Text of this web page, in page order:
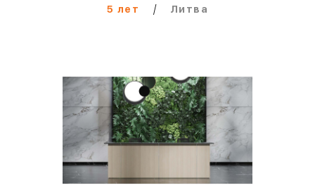
5 лет / Литва